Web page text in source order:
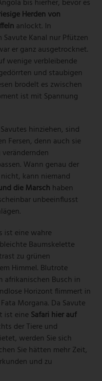
bis hierher, bevor es
Herden von
anlockt. In
Kanal nur Pfützen
er ganz ausgetrocknet.
wenige verbleibende
und staubigen
brodelt es zwischen
ist mit Spannung
hinziehen, sind
Fersen, denn auch sie
Wann genau der
kann niemand
die Marsch haben
unbeeinflusst
ist eine wahre
Baumskelette
zu grünen
Himmel. Blutrote
afrikanischen Busch in
Horizont flimmert in
Morgana. Da Savute
ist eine Safari hier auf
der Tiere und
werden Sie sich
Sie hätten mehr Zeit,
und zu